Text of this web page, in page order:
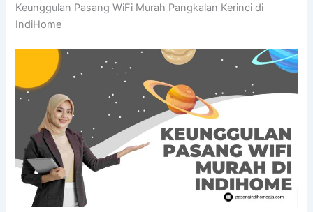
Keunggulan Pasang WiFi Murah Pangkalan Kerinci di
IndiHome